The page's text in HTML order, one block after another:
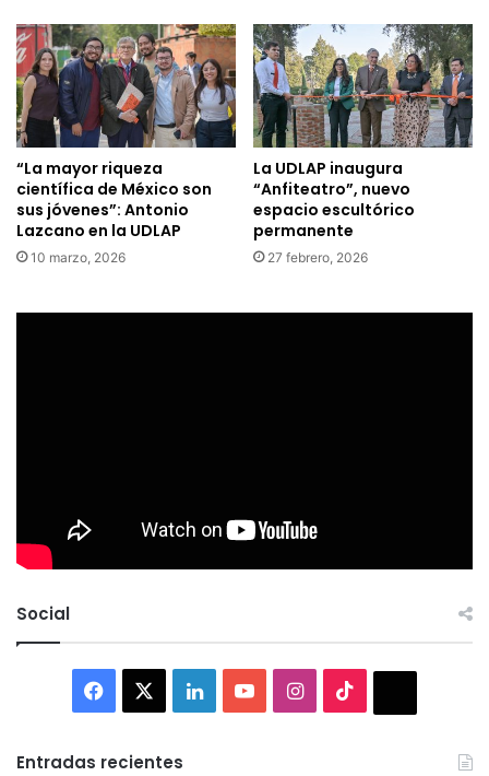
“La mayor riqueza
científica de México son
sus jóvenes”: Antonio
Lazcano en la UDLAP
10 marzo, 2026
La UDLAP inaugura
“Anfiteatro”, nuevo
espacio escultórico
permanente
27 febrero, 2026
Social
Facebook LinkedInYouTubeInstagram
Entradas recientes